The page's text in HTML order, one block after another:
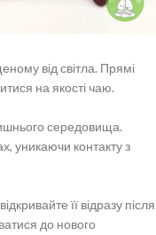
від світла. Прямі
на якості чаю.
середовища.
уникаючи контакту з
її відразу після
до нового